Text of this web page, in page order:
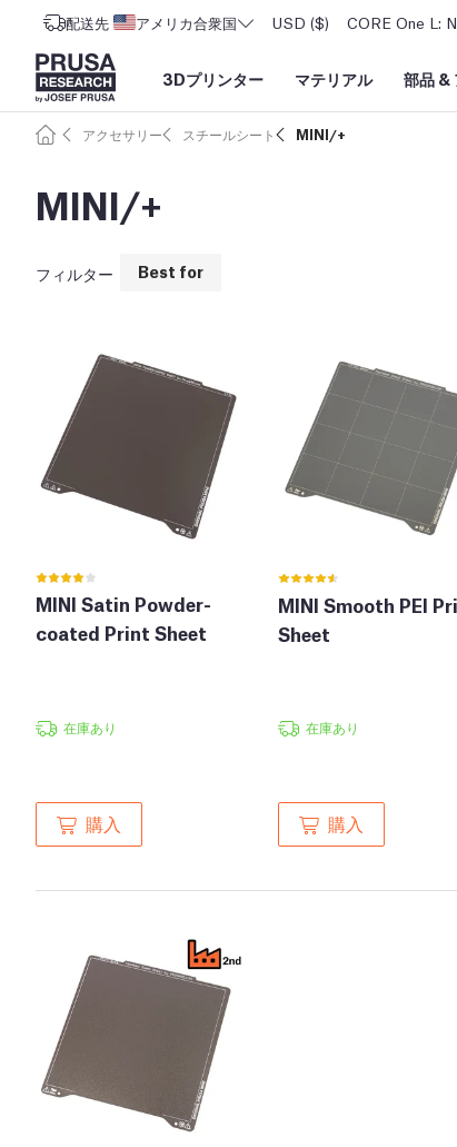
配送先 アメリカ合衆国 USD ($) CORE One L:
3Dプリンター マテリアル 部品 &
アクセサリー スチールシート MINI/+
MINI/+
フィルター Best for
MINI Satin Powder-
coated Print Sheet
在庫あり
購入
MINI Smooth PEI
Sheet
在庫あり
購入